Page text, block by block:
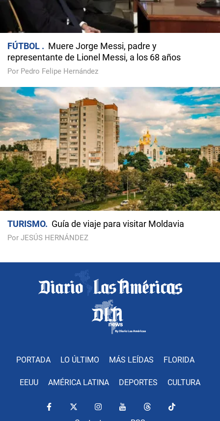
FÚTBOL
Muere Jorge Messi, padre y
representante de Lionel Messi, a los 68 años
Por Pedro Felipe Hernández
TURISMO Guía de viaje para visitar Moldavia
Por JESÚS HERNÁNDEZ
PORTADA LO ÚLTIMO MÁS LEÍDAS FLORIDA
EEUU AMÉRICA LATINA DEPORTES CULTURA